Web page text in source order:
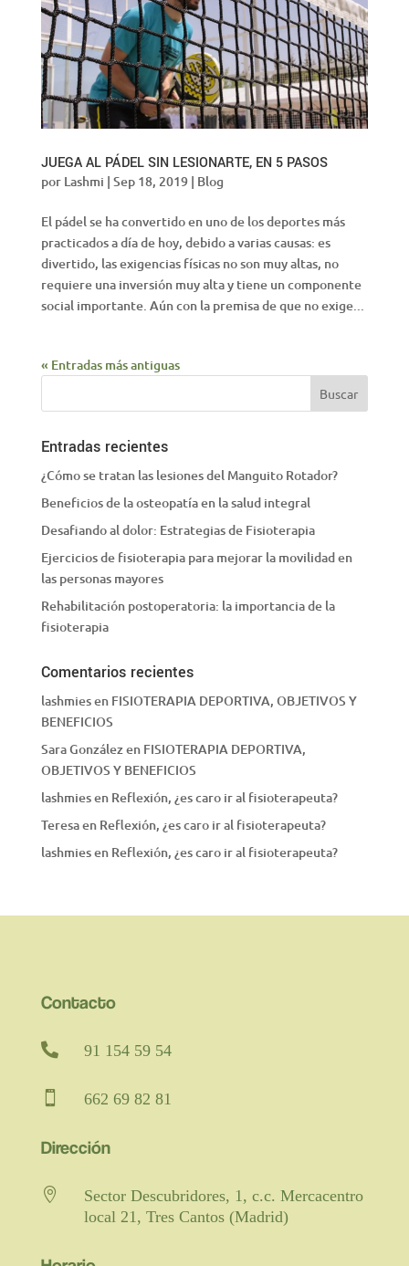
JUEGA AL PÁDEL SIN LESIONARTE, EN 5 PASOS
por Lashmi | Sep 18, 2019| Blog
El pádel se ha convertido en uno de los deportes más
practicados a día de hoy, debido a varias causas: es
divertido, las exigencias físicas no son muy altas, no
requiere una inversión muy alta y tiene un componente
social importante. Aún con la premisa de que no exige...
« Entradas más antiguas
Entradas recientes
¿Cómo se tratan las lesiones del Manguito Rotador?
Beneficios de la osteopatía en la salud integral
Desafiando al dolor: Estrategias de Fisioterapia
Ejercicios de fisioterapia para mejorar la movilidad en
las personas mayores
Rehabilitación postoperatoria: la importancia de la
fisioterapia
Comentarios recientes
lashmiesen FISIOTERAPIA DEPORTIVA, OBJETIVOS Y
BENEFICIOS
Sara Gonzálezen FISIOTERAPIA DEPORTIVA,
OBJETIVOS Y BENEFICIOS
lashmiesen Reflexión, ¿es caro ir al fisioterapeuta?
Teresaen Reflexión, ¿es caro ir al fisioterapeuta?
lashmiesen Reflexión, ¿es caro ir al fisioterapeuta?
Contacto
 91 154 59 54
 662 69 82 81
Dirección

Sector Descubridores, 1, c.c. Mercacentro
local 21, Tres Cantos (Madrid)